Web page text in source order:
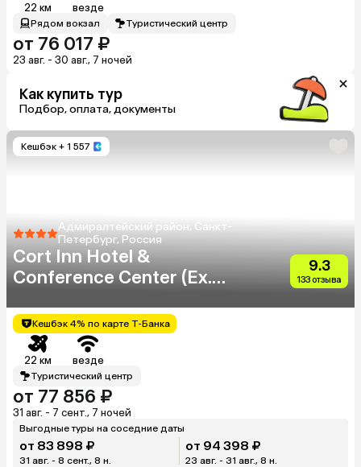
22 км везде
Рядом вокзал Туристический центр
от 76 017 ₽
23 авг. - 30 авг., 7 ночей
Как купить тур
Подбор, оплата, документы
Кешбэк + 1 557
Адмиралтейский район, Санкт-
Петербург, Россия
Cort Inn Hotel &
Conference Center (Ex.
St.Petersburg Center
Hotel)
9.3
133 отзыва
Кешбэк 4% по карте Т-Банка
22 км везде
Туристический центр
от 77 856 ₽
31 авг. - 7 сент., 7 ночей
Выгодные туры на соседние даты
от 83 898 ₽
31 авг. - 8 сент., 8 н.
от 94 398 ₽
23 авг. - 31 авг., 8 н.